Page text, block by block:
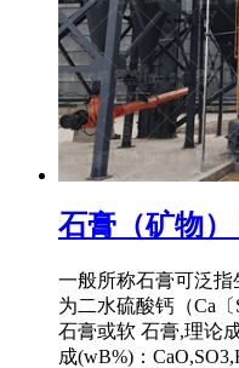
石膏（矿物
一般所称石膏可泛
为二水硫酸钙（Ca
石膏或软 石膏,理论
成(wB%)：